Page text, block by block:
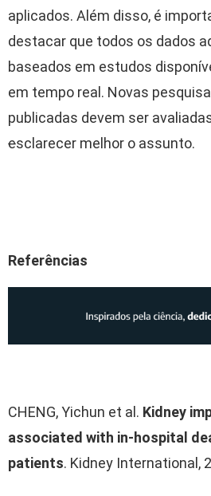
aplicados. Além disso, é
destacar que todos os dados
baseados em estudos
em tempo real. Novas
publicadas devem ser
esclarecer melhor o assunto.
Referências
CHENG, Yichun et al. Kidney
associated with in-hospital
patients. Kidney International,